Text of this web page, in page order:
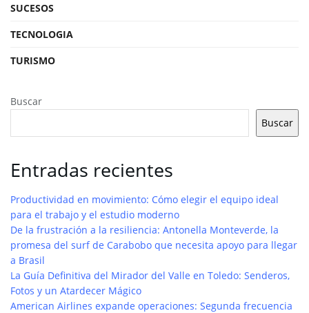
SUCESOS
TECNOLOGIA
TURISMO
Buscar
Buscar
Entradas recientes
Productividad en movimiento: Cómo elegir el equipo ideal
para el trabajo y el estudio moderno
De la frustración a la resiliencia: Antonella Monteverde, la
promesa del surf de Carabobo que necesita apoyo para llegar
a Brasil
La Guía Definitiva del Mirador del Valle en Toledo: Senderos,
Fotos y un Atardecer Mágico
American Airlines expande operaciones: Segunda frecuencia